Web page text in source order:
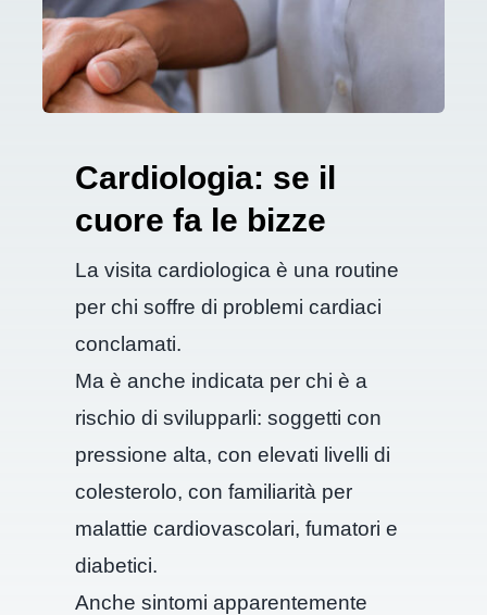
Parafarmacia
Analisi chimiche
Cardiologia: se il
cuore fa le bizze
La visita cardiologica è una routine
per chi soffre di problemi cardiaci
conclamati.
Ma è anche indicata per chi è a
rischio di svilupparli: soggetti con
pressione alta, con elevati livelli di
colesterolo, con familiarità per
malattie cardiovascolari, fumatori e
diabetici.
Anche sintomi apparentemente